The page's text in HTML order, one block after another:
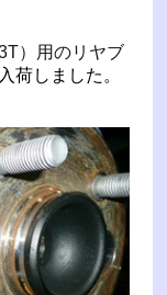
）用のリヤブ
荷しました。